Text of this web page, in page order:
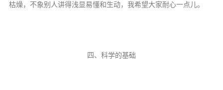
枯燥，不象别人讲得浅显易懂和生动，我希望大家耐心一点儿。
四、科学的基础